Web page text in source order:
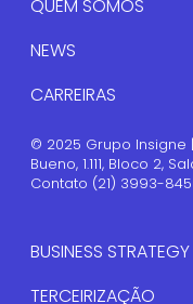
QUEM SOMOS
NEWS
CARREIRAS
© 2025 Grupo Insigne
Bueno, 1.111, Bloco 2,
Contato (21) 3993-
BUSINESS STRATEGY
TERCEIRIZAÇÃO